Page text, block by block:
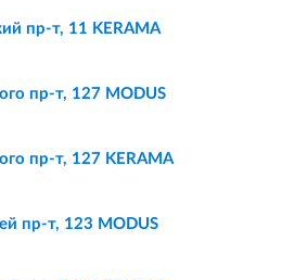
пр-т, 11 KERAMA
пр-т, 127 MODUS
пр-т, 127 KERAMA
пр-т, 123 MODUS